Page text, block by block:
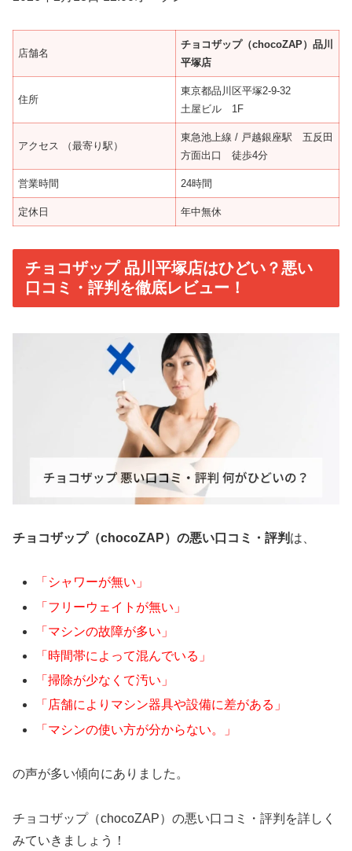
店舗名
チョコザップ（chocoZAP）品川
平塚店
住所
東京都品川区平塚2-9-32
土屋ビル 1F
アクセス （最寄り駅）
東急池上線 / 戸越銀座駅 五反田
方面出口 徒歩4分
営業時間 24時間
定休日 年中無休
チョコザップ 品川平塚店はひどい？悪い
口コミ・評判を徹底レビュー！
チョコザップ（chocoZAP）の悪い口コミ・評判 は、
「シャワーが無い」
「フリーウェイトが無い」
「マシンの故障が多い」
「時間帯によって混んでいる」
「掃除が少なくて汚い」
「店舗によりマシン器具や設備に差がある」
「マシンの使い方が分からない。」
の声が多い傾向にありました。
チョコザップ（chocoZAP）の悪い口コミ・評判を詳しく
みていきましょう！